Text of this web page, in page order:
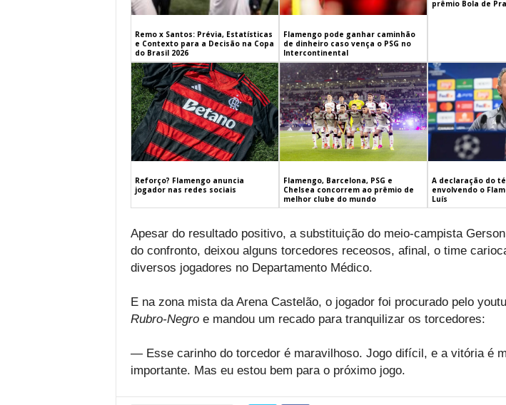
Remo x Santos: Prévia, Estatísticas
e Contexto para a Decisão na Copa
do Brasil 2026
Flamengo pode ganhar caminhão
de dinheiro caso vença o PSG no
Intercontinental
prêmio Bola de
Reforço? Flamengo anuncia
jogador nas redes sociais
Flamengo, Barcelona, PSG e
Chelsea concorrem ao prêmio de
melhor clube do mundo
A declaração do
envolvendo o
Luís
Apesar do resultado positivo, a substituição do meio-campista
do confronto, deixou alguns torcedores receosos, afinal, o time
diversos jogadores no Departamento Médico.
E na zona mista da Arena Castelão, o jogador foi procurado pelo
Rubro-Negroe mandou um recado para tranquilizar os torcedores:
— Esse carinho do torcedor é maravilhoso. Jogo difícil, e a vitória é
importante. Mas eu estou bem para o próximo jogo.